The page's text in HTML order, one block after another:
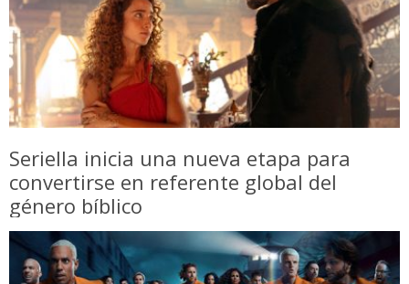
Seriella inicia una nueva etapa para
convertirse en referente global del
género bíblico